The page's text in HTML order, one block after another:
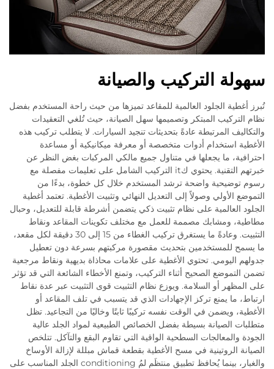
سهولة التركيب والصيانة
تُبرز أغطية الجلود العالمية للمقاعد تميزها من حيث راحة المستخدم بفضل
نظام التركيب المبتكر وتصميمها سهل الصيانة، حيث تُلغي التعقيدات
والتكاليف المرتبطة عادةً بتحديثات تنجيد السيارات. لا يتطلب تركيب هذه
الأغطية استخدام أدوات متخصصة أو معرفة ميكانيكية أو مساعدة
احترافية، ما يجعلها في متناول جميع مالكي المركبات بغض النظر عن
خبرتهم التقنية. يحتوي كit التركيب الشامل على تعليمات مفصلة مع
رسوم توضيحية واضحة ترشد المستخدم خلال كل خطوة، بدءًا من
التموضع الأولي وصولاً إلى التعديل النهائي وتثبيت الأغطية. تعتمد أغطية
الجلود العالمية على نظام تثبيت ذكي يتضمن أشرطة قابلة للتعديل، وحبال
مطاطية، ومشابك مصممة للعمل مع مختلف تكوينات المقاعد ونقاط
التثبيت. وعادةً ما يستغرق تركيب الغطاء من 15 إلى 30 دقيقة لكل مقعد،
ما يسمح للمستخدمين بتحديث مقصورة مركبتهم بسرعة دون تعطيل
جدولهم اليومي. تحتوي الأغطية على علامات محاذاة بديهية ونقاط مرجعية
تضمن التموضع الصحيح أثناء التركيب، وتمنع الأخطاء الشائعة التي قد تؤثر
على المظهر أو السلامة. ويوزع نظام التثبيت قوى التثبيت عبر عدة نقاط
ارتباط، ما يمنع تركز الإجهادات الذي قد يتسبب في تلف المقاعد أو
الأغطية، ويضمن في الوقت نفسه تركيبًا ثابتًا وخاليًا من التجاعيد. تظل
متطلبات الصيانة بسيطة بفضل الخصائص الطبيعية لمواد الجلد عالية
الجودة والمعالجات السطحية الواقية التي تقاوم البقع والتآكل. تتلخص
الصيانة الروتينية في مسح الأغطية بقطعة قماش مبللة لإزالة الأوساخ
والغبار، بينما يُحافظ تطبيق منتظَم لمُ conditioning الجلد المناسب على